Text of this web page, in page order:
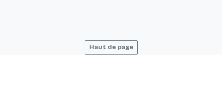
Haut de page